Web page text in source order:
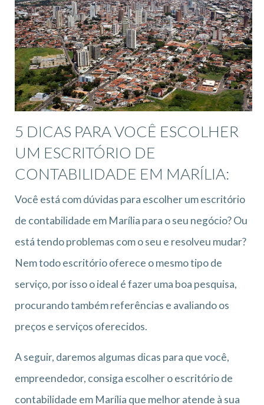
5 DICAS PARA VOCÊ ESCOLHER
UM ESCRITÓRIO DE
CONTABILIDADE EM MARÍLIA:
Você está com dúvidas para escolher um escritório
de contabilidade em Marília para o seu negócio? Ou
está tendo problemas com o seu e resolveu mudar?
Nem todo escritório oferece o mesmo tipo de
serviço, por isso o ideal é fazer uma boa pesquisa,
procurando também referências e avaliando os
preços e serviços oferecidos.
A seguir, daremos algumas dicas para que você,
empreendedor, consiga escolher o escritório de
contabilidade em Marília que melhor atende à sua